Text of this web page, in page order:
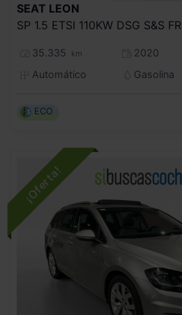
SEAT LEON
SP 1.5 ETSI 110KW DSG S&S
35.335 km
2020
Automático
Gasolina
ECO